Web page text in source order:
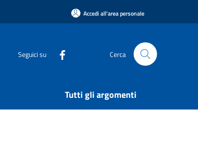
Accedi all'area personale
Seguici su Cerca
Tutti gli argomenti